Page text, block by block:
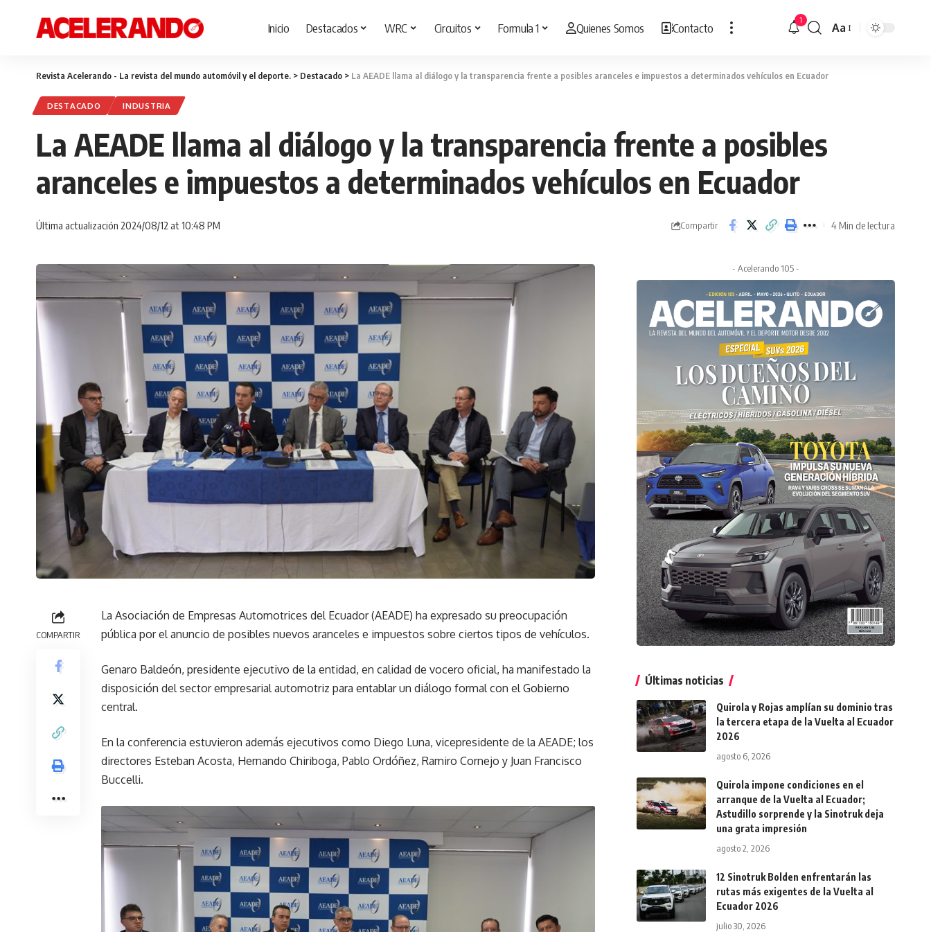
Inicio Destacados WRC Circuitos Formula 1 Quienes Somos Contacto 1
Cambiar
Aa
Revista Acelerando - La revista del mundo automóvil y el deporte. > Destacado > La AEADE llama al diálogo y la transparencia frente a posibles aranceles e impuestos a determinados vehículos en Ecuador
DESTACADO INDUSTRIA
La AEADE llama al diálogo y la transparencia frente a posibles
aranceles e impuestos a determinados vehículos en Ecuador
Última actualización 2024/08/12 at 10:48 PM Compartir 4 Min de lectura
COMPARTIR
La Asociación de Empresas Automotrices del Ecuador (AEADE) ha expresado su preocupación
pública por el anuncio de posibles nuevos aranceles e impuestos sobre ciertos tipos de vehículos.
Genaro Baldeón, presidente ejecutivo de la entidad, en calidad de vocero oficial, ha manifestado la
disposición del sector empresarial automotriz para entablar un diálogo formal con el Gobierno
central.
En la conferencia estuvieron además ejecutivos como Diego Luna, vicepresidente de la AEADE; los
directores Esteban Acosta, Hernando Chiriboga, Pablo Ordóñez, Ramiro Cornejo y Juan Francisco
Buccelli.
- Acelerando 105 -
Últimas noticias
Quirola y Rojas amplían su dominio tras
la tercera etapa de la Vuelta al Ecuador
2026
agosto 6, 2026
Quirola impone condiciones en el
arranque de la Vuelta al Ecuador;
Astudillo sorprende y la Sinotruk deja
una grata impresión
agosto 2, 2026
12 Sinotruk Bolden enfrentarán las
rutas más exigentes de la Vuelta al
Ecuador 2026
julio 30, 2026